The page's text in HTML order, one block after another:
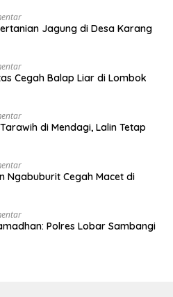
Jagung di Desa Karang
Cegah Balap Liar di Lombok
di Mendagi, Lalin Tetap
Ngabuburit Cegah Macet di
Polres Lobar Sambangi